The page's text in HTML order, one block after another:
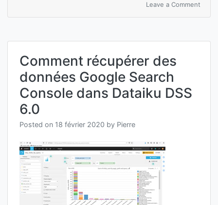
Leave a Comment
clés
Comment récupérer des
données Google Search
Console dans Dataiku DSS
6.0
Posted on 18 février 2020 by Pierre